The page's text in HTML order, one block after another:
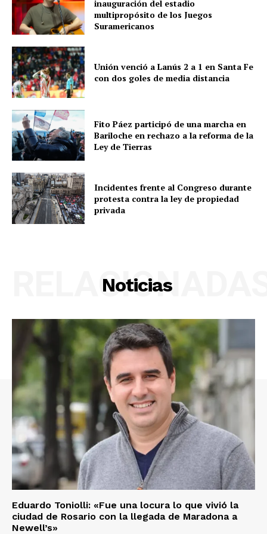
inauguración del estadio
multipropósito de los Juegos
Suramericanos
Unión venció a Lanús 2 a 1 en Santa Fe
con dos goles de media distancia
Fito Páez participó de una marcha en
Bariloche en rechazo a la reforma de la
Ley de Tierras
Incidentes frente al Congreso durante
protesta contra la ley de propiedad
privada
Noticias
Eduardo Toniolli: «Fue una locura lo que vivió la
ciudad de Rosario con la llegada de Maradona a
Newell’s»